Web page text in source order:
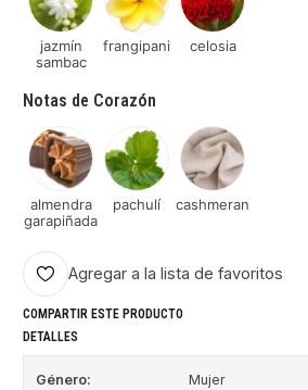
jazmín
sambac
frangipani celosia
Notas de Corazón
almendra
garapiñada
pachulí cashmeran
Agregar a la lista de favoritos
COMPARTIR ESTE PRODUCTO
DETALLES
Género: Mujer